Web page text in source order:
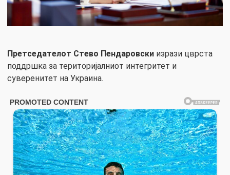
Претседателот Стево Пендаровски изрази цврста
поддршка за територијалниот интегритет и
суверенитет на Украина.